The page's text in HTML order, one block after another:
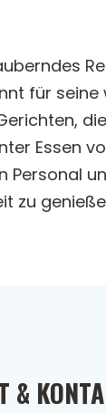
für
Essen
Personal
zu
&